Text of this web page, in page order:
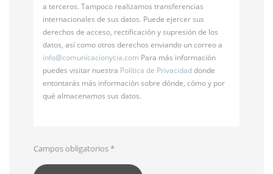
a terceros. Tampoco realizamos transferencias
internacionales de sus datos. Puede ejercer sus
derechos de acceso, rectificación y supresión de los
datos, así como otros derechos enviando un correo a
info@comunicacionycia.com Para más información
puedes visitar nuestra Política de Privacidaddonde
entontarás más información sobre dónde, cómo y por
qué almacenamos sus datos.
Campos obligatorios*